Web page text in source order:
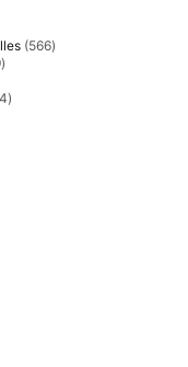
566566
489
154